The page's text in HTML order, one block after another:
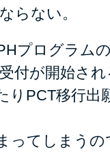
らない。
プログラム
付が開始さ
りPCT移行出
ってしまう